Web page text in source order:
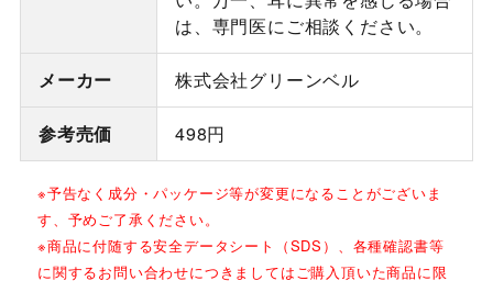
は、専門医にご相談ください。
メーカー 株式会社グリーンベル
参考売価 498円
※予告なく成分・パッケージ等が変更になることがございま
す、予めご了承ください。
※商品に付随する安全データシート（SDS）、各種確認書等
に関するお問い合わせにつきましてはご購入頂いた商品に限